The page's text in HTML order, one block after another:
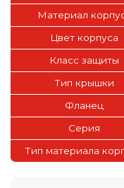
Материал
Цвет корпуса
Класс защиты
Тип крышки
Фланец
Серия
Тип материала